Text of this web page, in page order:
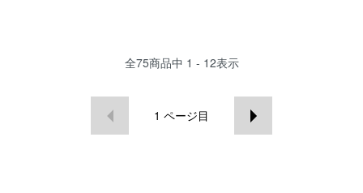
全75商品中 1 - 12表示
1 ページ目